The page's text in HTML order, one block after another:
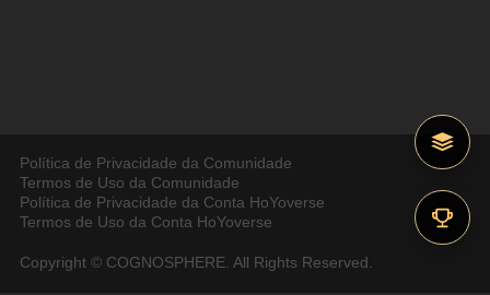
Política de Privacidade da Comunidade
Termos de Uso da Comunidade
Política de Privacidade da Conta HoYoverse
Termos de Uso da Conta HoYoverse
Copyright © COGNOSPHERE. All Rights Reserved.